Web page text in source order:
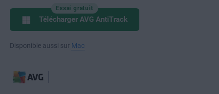
Essai gratuit
Télécharger AVG AntiTrack
Disponible aussi sur Mac